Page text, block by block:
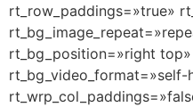
rt_row_paddings=»true»
rt_bg_position=»right